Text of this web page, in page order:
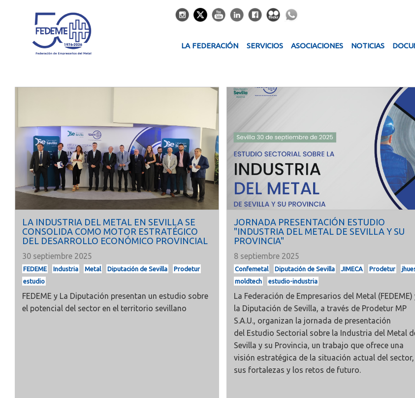
LA FEDERACIÓN SERVICIOS ASOCIACIONES NOTICIAS
LA INDUSTRIA DEL METAL EN SEVILLA SE
CONSOLIDA COMO MOTOR ESTRATÉGICO
DEL DESARROLLO ECONÓMICO PROVINCIAL
30 septiembre 2025
FEDEME Industria Metal Diputación de Sevilla
Prodetur
estudio
FEDEME y La Diputación presentan un estudio sobre
el potencial del sector en el territorio sevillano
JORNADA PRESENTACIÓN ESTUDIO
"INDUSTRIA DEL METAL DE SEVILLA Y SU
PROVINCIA"
8 septiembre 2025
Confemetal Diputación de Sevilla JIMECA Prodetur
moldtech
estudio-industria
La Federación de Empresarios del Metal (FEDEME)
la Diputación de Sevilla, a través de Prodetur MP
S.A.U., organizan la jornada de presentación
del Estudio Sectorial sobre la Industria del Metal
Sevilla y su Provincia, un trabajo que ofrece una
visión estratégica de la situación actual del sector,
sus fortalezas y los retos de futuro.